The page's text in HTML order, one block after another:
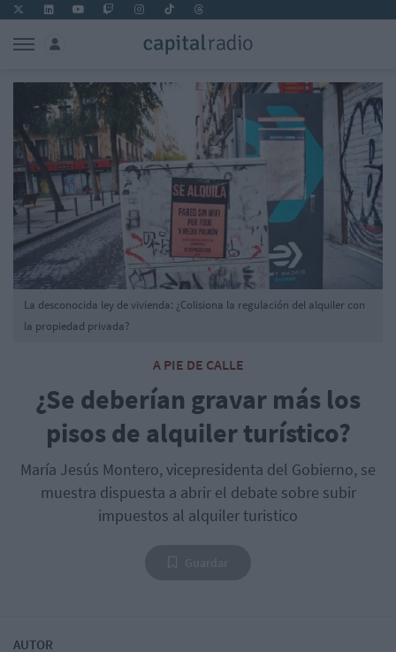
A PIE DE CALLE
¿Se deberían gravar más los
pisos de alquiler turístico?
María Jesús Montero, vicepresidenta del Gobierno, se
muestra dispuesta a abrir el debate sobre subir
impuestos al alquiler turistico
La desconocida ley de vivienda: ¿Colisiona la regulación del alquiler con
la propiedad privada?
AUTOR